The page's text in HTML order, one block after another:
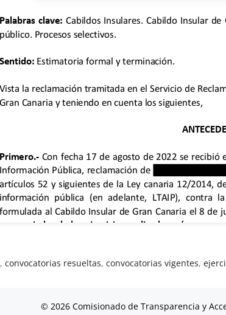
,convocatorias resueltas,convocatorias vigentes,
© 2026 Comisionado de Transparencia y